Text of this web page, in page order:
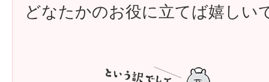
どなたかのお役に立てば嬉しい